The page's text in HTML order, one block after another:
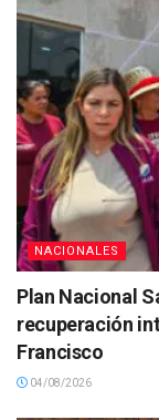
NACIONALES
Plan Nacional
recuperación
Francisco
04/08/2026